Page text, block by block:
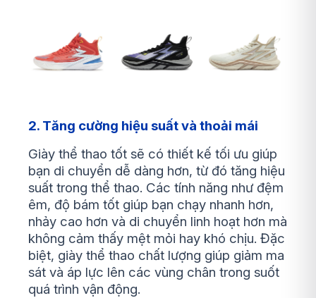
2. Tăng cường hiệu suất và thoải mái
Giày thể thao tốt sẽ có thiết kế tối ưu giúp
bạn di chuyển dễ dàng hơn, từ đó tăng hiệu
suất trong thể thao. Các tính năng như đệm
êm, độ bám tốt giúp bạn chạy nhanh hơn,
nhảy cao hơn và di chuyển linh hoạt hơn mà
không cảm thấy mệt mỏi hay khó chịu. Đặc
biệt, giày thể thao chất lượng giúp giảm ma
sát và áp lực lên các vùng chân trong suốt
quá trình vận động.